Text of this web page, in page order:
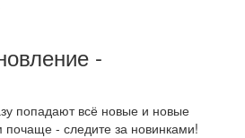
-
попадают всё новые и новые
почаще - следите за новинками!